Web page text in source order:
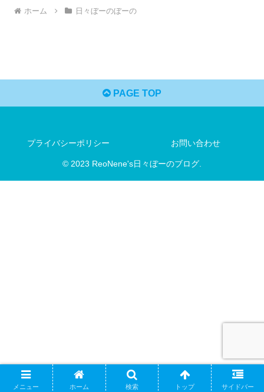
ホーム 日々ぼーのぼーの
PAGE TOP
プライバシーポリシー お問い合わせ
© 2023 ReoNene's日々ぼーのブログ.
メニュー ホーム 検索 トップ サイドバー